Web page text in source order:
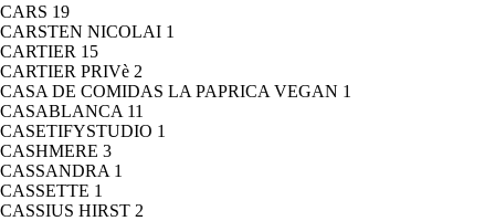
CARS 19
CARSTEN NICOLAI 1
CARTIER 15
CARTIER PRIVè 2
CASA DE COMIDAS LA PAPRICA VEGAN 1
CASABLANCA 11
CASETIFYSTUDIO 1
CASHMERE 3
CASSANDRA 1
CASSETTE 1
CASSIUS HIRST 2